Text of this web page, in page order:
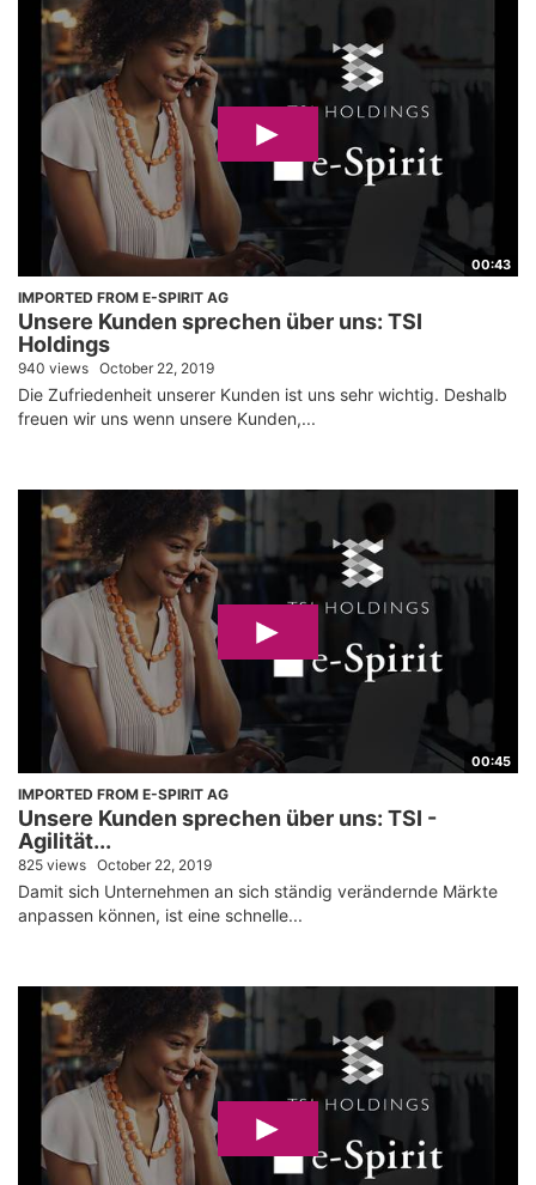
00:43
IMPORTED FROM E-SPIRIT AG
Unsere Kunden sprechen über uns: TSI
Holdings
940 views October 22, 2019
Die Zufriedenheit unserer Kunden ist uns sehr wichtig. Deshalb
freuen wir uns wenn unsere Kunden,...
00:45
IMPORTED FROM E-SPIRIT AG
Unsere Kunden sprechen über uns: TSI -
Agilität...
825 views October 22, 2019
Damit sich Unternehmen an sich ständig verändernde Märkte
anpassen können, ist eine schnelle...